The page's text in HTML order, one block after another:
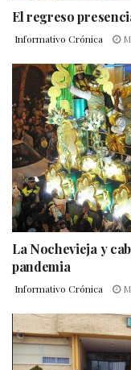
El regreso
Informativo Crónica
La Nochevieja y
pandemia
Informativo Crónica